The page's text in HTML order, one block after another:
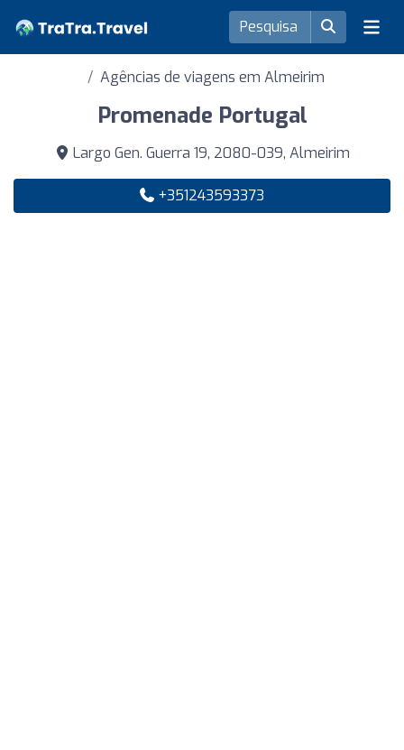
Agências de viagens em Almeirim
Promenade Portugal
Largo Gen. Guerra 19, 2080-039, Almeirim
+351243593373